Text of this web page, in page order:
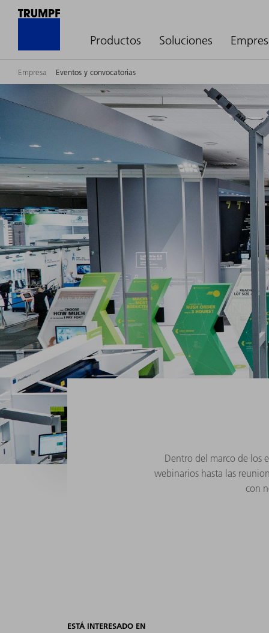
Productos Soluciones
Empresa Eventos y convocatorias
Dentro del marco de los
webinarios hasta las
con
ESTÁ INTERESADO EN